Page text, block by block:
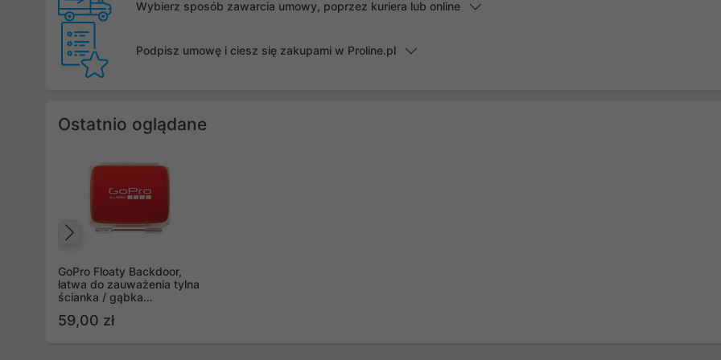
Wybierz sposób zawarcia umowy, poprzez kuriera lub online
Podpisz umowę i ciesz się zakupami w Proline.pl
Ostatnio oglądane
GoPro Floaty Backdoor,
łatwa do zauważenia tylna
ścianka / gąbka
59,00 zł